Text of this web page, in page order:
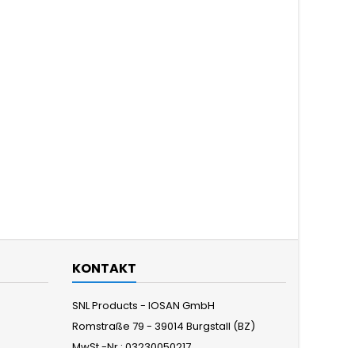
KONTAKT
SNL Products - IOSAN GmbH
Romstraße 79 - 39014 Burgstall (BZ)